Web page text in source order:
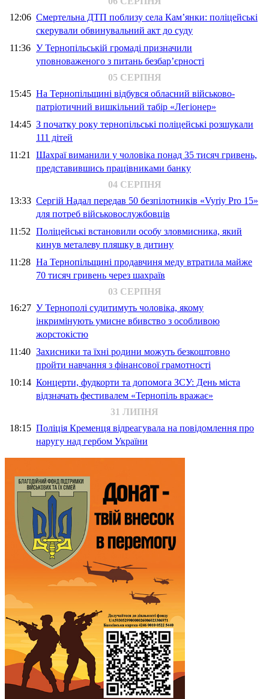
12:06 Смертельна ДТП поблизу села Кам’янки: поліцейські
скерували обвинувальний акт до суду
11:36 У Тернопільській громаді призначили
уповноваженого з питань безбар’єрності
05 СЕРПНЯ
15:45 На Тернопільщині відбувся обласний військово-
патріотичний вишкільний табір «Легіонер»
14:45 З початку року тернопільські поліцейські розшукали
111 дітей
11:21 Шахраї виманили у чоловіка понад 35 тисяч гривень,
представившись працівниками банку
04 СЕРПНЯ
13:33 Сергій Надал передав 50 безпілотників «Vyriy Pro 15»
для потреб військовослужбовців
11:52 Поліцейські встановили особу зловмисника, який
кинув металеву пляшку в дитину
11:28 На Тернопільщині продавчиня меду втратила майже
70 тисяч гривень через шахраїв
03 СЕРПНЯ
16:27 У Тернополі судитимуть чоловіка, якому
інкримінують умисне вбивство з особливою
жорстокістю
11:40 Захисники та їхні родини можуть безкоштовно
пройти навчання з фінансової грамотності
10:14 Концерти, фудкорти та допомога ЗСУ: День міста
відзначать фестивалем «Тернопіль вражає»
31 ЛИПНЯ
18:15 Поліція Кременця відреагувала на повідомлення про
наругу над гербом України